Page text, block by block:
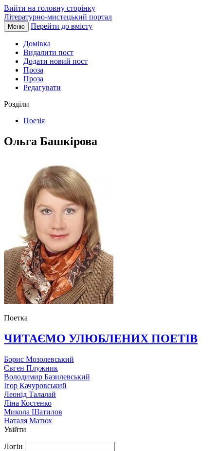
Вийти на головну сторінку
Літературно-мистецький портал
Меню Перейти до вмісту
Домівка
Видалити пост
Додати новий пост
Проза
Проза
Редагувати
Розділи
Поезія
Ольга Башкірова
Поетка
ЧИТАЄМО УЛЮБЛЕНИХ ПОЕТІВ
Борис Мозолевський
Євген Плужник
Володимир Базилевський
Ігор Качуровський
Леонід Талалай
Ліна Костенко
Микола Шатилов
Наталя Матюх
Увійти
Логін